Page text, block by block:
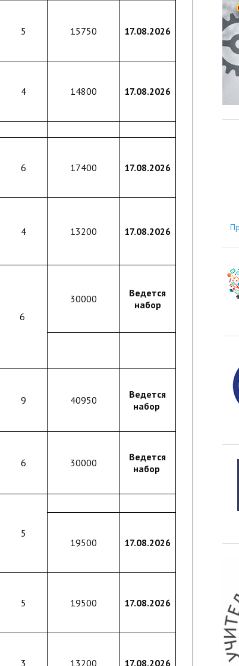
5 15750 17.08.2026
4 14800 17.08.2026
6 17400 17.08.2026
4 13200 17.08.2026
6
30000
Ведется
набор
9 40950
Ведется
набор
6 30000
Ведется
набор
5
19500 17.08.2026
5 19500 17.08.2026
3 13200 17.08.2026